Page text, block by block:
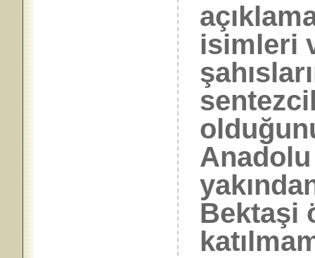
isimleri
Bektaşi